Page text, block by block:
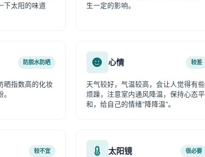
下太阳的味道
生一定的影响。
防脱水防晒
晒指数高的化妆
心情 较差
天气较好，气温较高，会让人觉得有些
烦躁，注意室内通风降温，保持心态平
和，给自己的情绪“降降温”。
较不宜 太阳镜 很必要